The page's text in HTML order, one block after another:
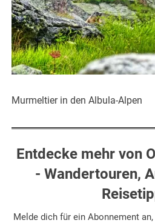
Murmeltier in den Albula-Alpen
Entdecke mehr von
- Wandertouren,
Melde dich für ein Abonnement